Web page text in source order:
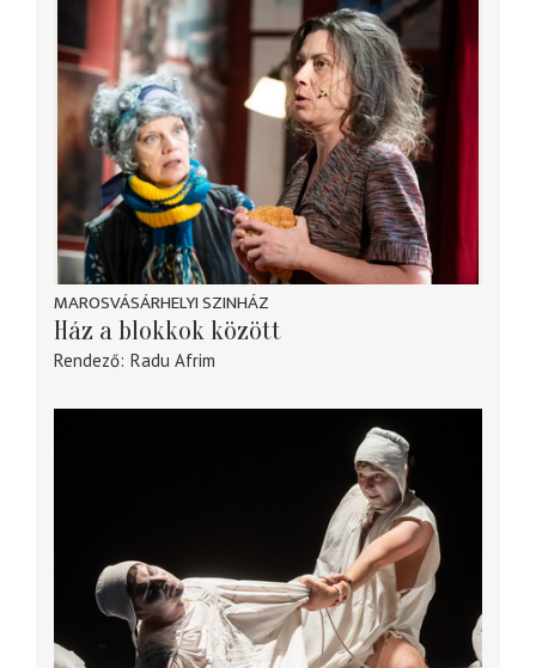
MAROSVÁSÁRHELYI SZINHÁZ
Ház a blokkok között
Rendező Radu Afrim